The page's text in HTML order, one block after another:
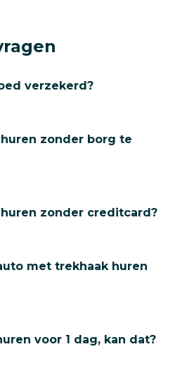
verzekerd?
zonder borg te
zonder creditcard?
met trekhaak huren
voor 1 dag, kan dat?